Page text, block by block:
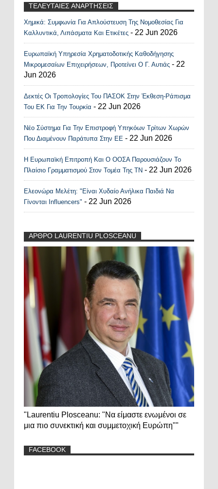
ΤΕΛΕΥΤΑΙΕΣ ΑΝΑΡΤΗΣΕΙΣ
Recent Posts Widget
Χημικά: Συμφωνία Για Απλούστευση Της Νομοθεσίας Για
Καλλυντικά, Λιπάσματα Και Ετικέτες - 22 Jun 2026
Ευρωπαϊκή Υπηρεσία Χρηματοδοτικής Καθοδήγησης
Μικρομεσαίων Επιχειρήσεων, Προτείνει Ο Γ. Αυτιάς - 22
Jun 2026
Δεκτές Οι Τροπολογίες Του ΠΑΣΟΚ Στην Έκθεση-Ράπισμα
Του ΕΚ Για Την Τουρκία - 22 Jun 2026
Νέο Σύστημα Για Την Επιστροφή Υπηκόων Τρίτων Χωρών
Που Διαμένουν Παράτυπα Στην ΕΕ - 22 Jun 2026
Η Ευρωπαϊκή Επιτροπή Και Ο ΟΟΣΑ Παρουσιάζουν Το
Πλαίσιο Γραμματισμού Στον Τομέα Της ΤΝ - 22 Jun 2026
Ελεονώρα Μελέτη: "Είναι Χυδαίο Ανήλικα Παιδιά Να
Γίνονται Influencers" - 22 Jun 2026
ΑΡΘΡΟ LAURENTIU PLOSCEANU
"Laurentiu Plosceanu: "Να είμαστε ενωμένοι σε
μια πιο συνεκτική και συμμετοχική Ευρώπη""
FACEBOOK